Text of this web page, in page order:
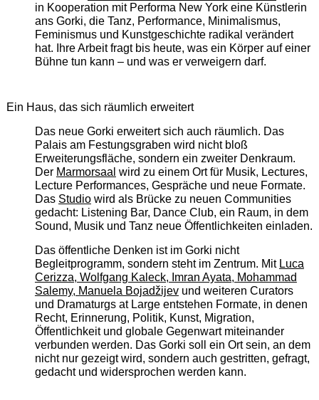
in Kooperation mit Performa New York eine Künstlerin
ans Gorki, die Tanz, Performance, Minimalismus,
Feminismus und Kunstgeschichte radikal verändert
hat. Ihre Arbeit fragt bis heute, was ein Körper auf einer
Bühne tun kann – und was er verweigern darf.
Ein Haus, das sich räumlich erweitert
Das neue Gorki erweitert sich auch räumlich. Das
Palais am Festungsgraben wird nicht bloß
Erweiterungsfläche, sondern ein zweiter Denkraum.
Der Marmorsaal wird zu einem Ort für Musik, Lectures,
Lecture Performances, Gespräche und neue Formate.
Das Studiowird als Brücke zu neuen Communities
gedacht: Listening Bar, Dance Club, ein Raum, in dem
Sound, Musik und Tanz neue Öffentlichkeiten einladen.
Das öffentliche Denken ist im Gorki nicht
Begleitprogramm, sondern steht im Zentrum. Mit Luca
Cerizza, Wolfgang Kaleck, Imran Ayata, Mohammad
Salemy, Manuela Bojadžijevund weiteren Curators
und Dramaturgs at Large entstehen Formate, in denen
Recht, Erinnerung, Politik, Kunst, Migration,
Öffentlichkeit und globale Gegenwart miteinander
verbunden werden. Das Gorki soll ein Ort sein, an dem
nicht nur gezeigt wird, sondern auch gestritten, gefragt,
gedacht und widersprochen werden kann.